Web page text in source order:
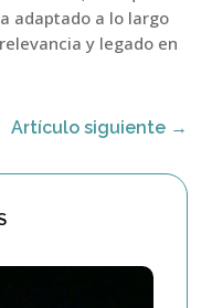
adaptado a lo largo
y legado en
Artículo siguiente→